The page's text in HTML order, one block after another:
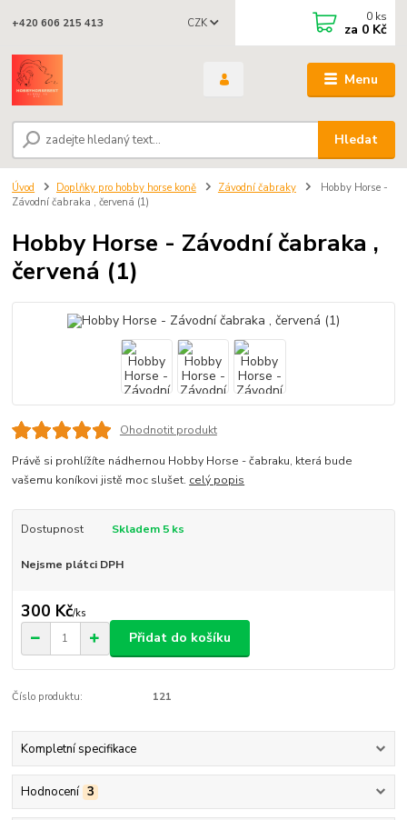
Menu
CZK
Hledat
+420 606 215 413 0 ks
za 0 Kč
Úvod Doplňky pro hobby horse koně Závodní čabraky
Hobby Horse -
Závodní čabraka , červená (1)
Hobby Horse - Závodní čabraka ,
červená (1)
Ohodnotit produkt
Právě si prohlížíte nádhernou Hobby Horse - čabraku, která bude
vašemu koníkovi jistě moc slušet. celý popis
Dostupnost Skladem 5 ks
Nejsme plátci DPH
300 Kč/ks
Přidat do košíku
Číslo produktu: 121
Kompletní specifikace
Hodnocení 3